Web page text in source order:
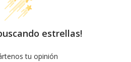
estrellas!
tu opinión